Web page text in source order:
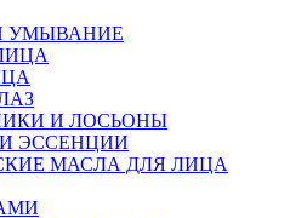
УМЫВАНИЕ
И ЛОСЬОНЫ
ЭССЕНЦИИ
МАСЛА ДЛЯ ЛИЦА